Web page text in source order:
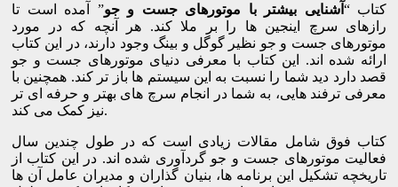
کتاب “ آشنایی بیشتر با موتورهای جست و جو” آمده است تا
رازهای سرچ اینجین ها را بر ملا کند. هر آنچه که در مورد
موتورهای جست و جو نظیر گوگل و بینگ وجود دارند، در این کتاب
ارائه شده اند. این کتاب با معرفی دنیای موتورهای جست و جو
قصد دارد دید شما را نسبت به این سیستم ها باز تر کند. همچنین با
معرفی ترفند هایی، به شما در انجام سرچ های بهتر و حرفه ای تر
نیز کمک می کند.
کتاب فوق شامل مقالات زیادی است که در طول چندین سال
فعالیت موتورهای جست و جو گردآوری شده اند. در این کتاب از
تاریخچه تشکیل این برنامه ها، بنیان گذاران و مدیران عامل آن ها